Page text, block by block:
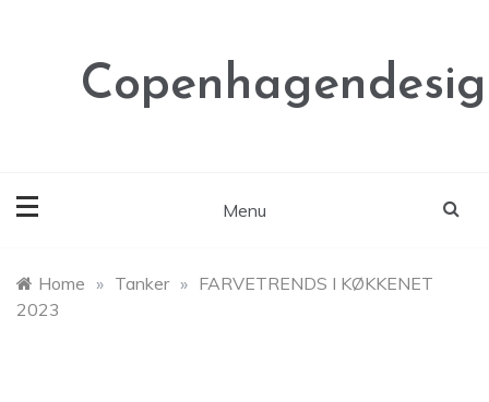
Menu
Home » Tanker » FARVETRENDS I KØKKENET
2023